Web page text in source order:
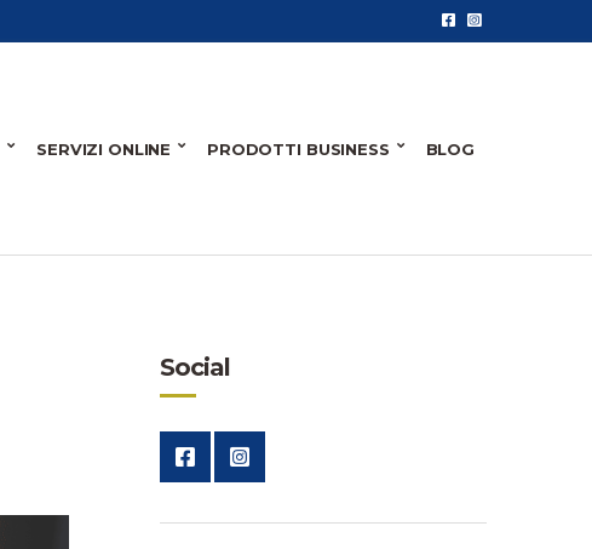
SERVIZI ONLINE PRODOTTI BUSINESS BLOG
Social